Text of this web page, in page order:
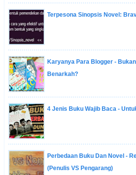
Terpesona Sinopsis Novel:
Karyanya Para Blogger -
Benarkah?
4 Jenis Buku Wajib Baca -
Perbedaan Buku Dan Novel -
(Penulis VS Pengarang)